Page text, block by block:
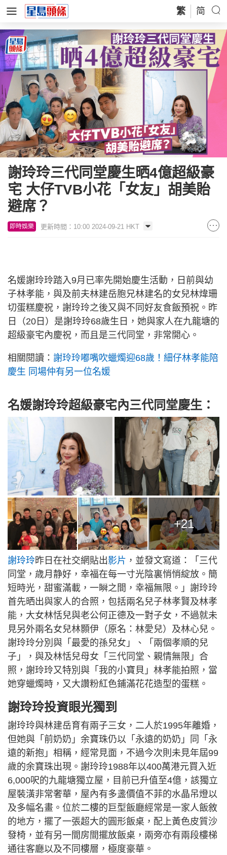
繁 简
謝玲玲三代同堂慶生晒4億超級豪
宅 大仔TVB小花「女友」胡美貽
避席？
即時娛樂 更新時間：10:00 2024-09-21 HKT
名媛謝玲玲踏入9月已率先開始慶生活動，日前與幼
子林孝能，與及前夫林建岳胞兄林建名的女兒林煒珊
切蛋糕慶祝，謝玲玲之後又與不同好友食飯預祝。昨
日（20日）是謝玲玲68歲生日，她與家人在九龍塘的
超級豪宅內慶祝，而且是三代同堂，非常開心。
相關閱讀： 謝玲玲嘟嘴吹蠟燭迎68歲！細仔林孝能陪
慶生 同場仲有另一位名媛
名媛謝玲玲超級豪宅內三代同堂慶生：
+21
謝玲玲昨日在社交網貼出影片 ，並發文寫道：「三代
同堂，歳月静好，幸福在每一寸光陰裏悄悄綻放。簡
短時光，甜蜜滿載，一瞬之間，幸福無限。」謝玲玲
首先晒出與家人的合照，包括兩名兒子林孝賢及林孝
能，大女林恬兒與老公何正德及一對子女，不過就未
見另外兩名女兒林顥伊（原名：林愛兒）及林心兒。
謝玲玲分別與「最愛的孫兒女」、「兩個孝順的兒
子」，與及林恬兒母女「三代同堂、親情無限」合
照，謝玲玲又特別與「我的小寶貝」林孝能拍照，當
她穿蠟燭時，又大讚粉紅色鋪滿花花造型的蛋糕。
謝玲玲投資眼光獨到
謝玲玲與林建岳育有兩子三女，二人於1995年離婚，
但她與「前奶奶」余寶珠仍以「永遠的奶奶」同「永
遠的新抱」相稱，經常見面，不過今次則未見年屆99
歲的余寶珠出現。謝玲玲1988年以400萬港元買入近
6,000呎的九龍塘獨立屋，目前已升值至4億，該獨立
屋裝潢非常奢華，屋內有多盞價值不菲的水晶吊燈以
及多幅名畫。位於二樓的巨型飯廳經常是一家人飯敘
的地方，擺了一張超大的圓形飯桌，配上黃色皮質沙
發椅，並有另一間房間擺放飯桌，兩旁亦有兩段樓梯
通往客廳以及不同樓層，極度豪華。